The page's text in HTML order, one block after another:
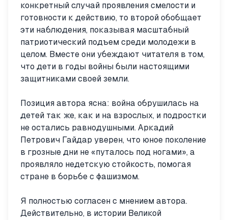
конкретный случай проявления смелости и
готовности к действию, то второй обобщает
эти наблюдения, показывая масштабный
патриотический подъем среди молодежи в
целом. Вместе они убеждают читателя в том,
что дети в годы войны были настоящими
защитниками своей земли.
Позиция автора ясна: война обрушилась на
детей так же, как и на взрослых, и подростки
не остались равнодушными. Аркадий
Петрович Гайдар уверен, что юное поколение
в грозные дни не «путалось под ногами», а
проявляло недетскую стойкость, помогая
стране в борьбе с фашизмом.
Я полностью согласен с мнением автора.
Действительно, в истории Великой